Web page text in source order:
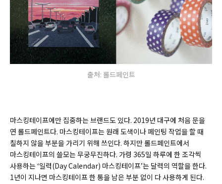
출처: 롤드페인트
마스킹테이프에만 집중하는 브랜드도 있다. 2019년 대구에 처음 문을
연 롤드페인트다. 마스킹테이프는 원래 도색이나 페인팅 작업을 할 때
칠하지 않을 부분을 가리기 위해 쓰인다. 하지만 롤드페인트에서
마스킹테이프의 쓸모는 무궁무진하다. 가령 365일 하루에 한 조각씩
사용하는 ‘일력(Day Calendar) 마스킹테이프’는 달력의 역할을 한다.
1년이 지나면 마스킹테이프 한 통을 남은 부분 없이 다 사용하게 된다.